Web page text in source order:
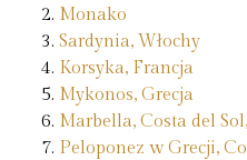
Monako
Sardynia, Włochy
Korsyka, Francja
Mykonos, Grecja
Marbella, Costa del
Peloponez w Grecji,